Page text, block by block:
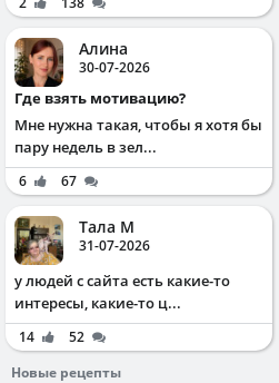
Алина
30-07-2026
Где взять мотивацию?
Мне нужна такая, чтобы я хотя бы
пару недель в зел...
6 67
Тала М
31-07-2026
у людей с сайта есть какие-то
интересы, какие-то ц...
14
52
Новые рецепты